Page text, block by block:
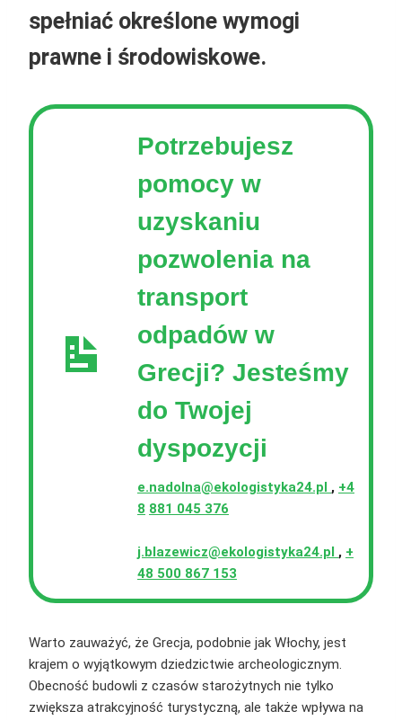
spełniać określone wymogi
prawne i środowiskowe.
Potrzebujesz
pomocy w
uzyskaniu
pozwolenia na
transport
odpadów w
Grecji? Jesteśmy
do Twojej
dyspozycji
e.nadolna@ekologistyka24.pl , +4
8 881 045 376
j.blazewicz@ekologistyka24.pl , +
48 500 867 153
Warto zauważyć, że Grecja, podobnie jak Włochy, jest
krajem o wyjątkowym dziedzictwie archeologicznym.
Obecność budowli z czasów starożytnych nie tylko
zwiększa atrakcyjność turystyczną, ale także wpływa na